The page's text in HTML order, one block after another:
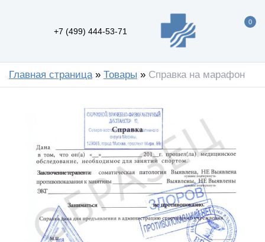
+7 (499) 444-53-71
0
Главная страница» Товары » Справка на марафон